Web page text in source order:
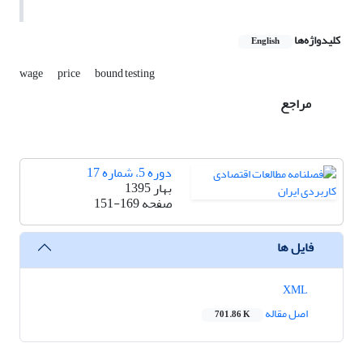
کلیدواژه‌ها English
wage price bound testing
مراجع
دوره 5، شماره 17
بهار 1395
صفحه151-169
فایل ها
اصل مقاله
701.86 K